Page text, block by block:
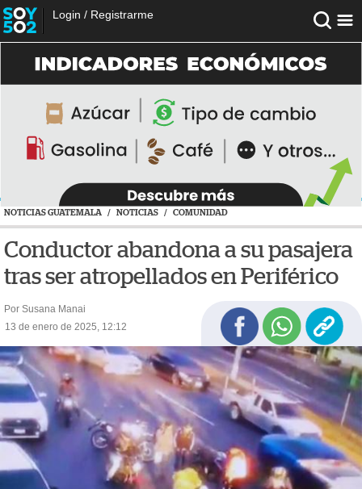
Login / Registrarme
NOTICIAS GUATEMALA / NOTICIAS / COMUNIDAD
Conductor abandona a su pasajera
tras ser atropellados en Periférico
Por Susana Manai
13 de enero de 2025, 12:12